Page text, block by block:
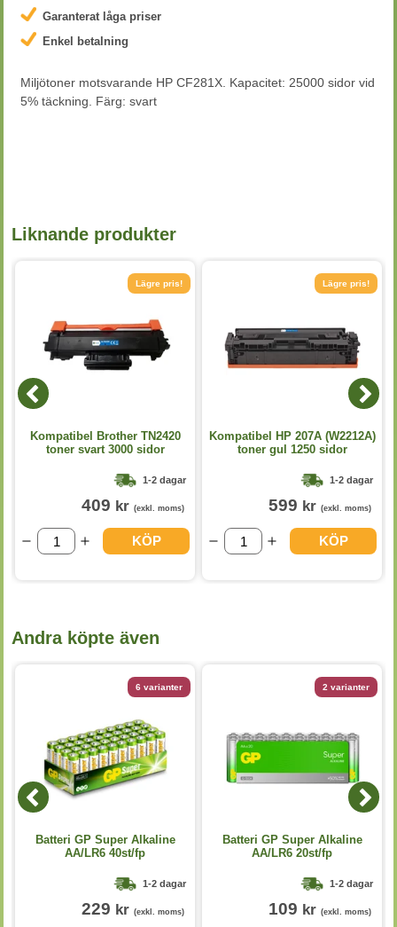
Garanterat låga priser
Enkel betalning
Miljötoner motsvarande HP CF281X. Kapacitet: 25000 sidor vid
5% täckning. Färg: svart
Liknande produkter
Lägre pris!
Kompatibel Brother TN2420
toner svart 3000 sidor
1-2 dagar
409 kr (exkl. moms)
KÖP
Lägre pris!
Kompatibel HP 207A (W2212A)
toner gul 1250 sidor
1-2 dagar
599 kr (exkl. moms)
KÖP
Andra köpte även
6 varianter
Batteri GP Super Alkaline
AA/LR6 40st/fp
1-2 dagar
229 kr (exkl. moms)
2 varianter
Batteri GP Super Alkaline
AA/LR6 20st/fp
1-2 dagar
109 kr (exkl. moms)